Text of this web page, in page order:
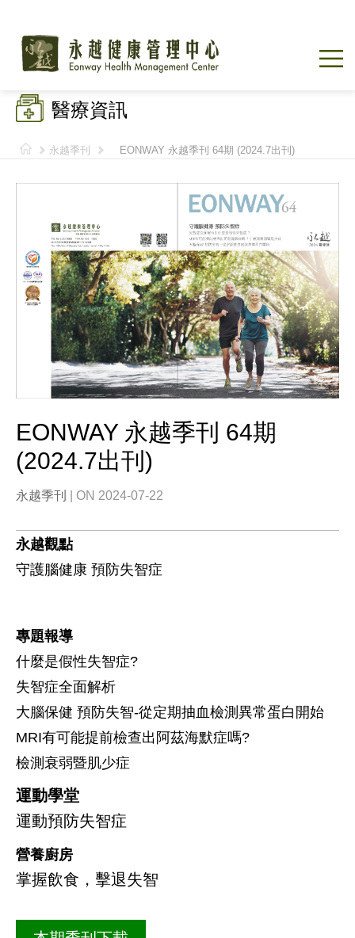
醫療資訊
永越季刊 EONWAY 永越季刊 64期 (2024.7出刊)
EONWAY 永越季刊 64期
(2024.7出刊)
永越季刊 | ON 2024-07-22
永越觀點
守護腦健康 預防失智症
專題報導
什麼是假性失智症?
失智症全面解析
大腦保健 預防失智-從定期抽血檢測異常蛋白開始
MRI有可能提前檢查出阿茲海默症嗎?
檢測衰弱暨肌少症
運動學堂
運動預防失智症
營養廚房
掌握飲食，擊退失智